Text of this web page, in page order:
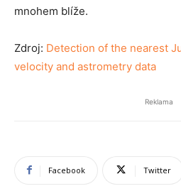
mnohem blíže.
Zdroj: Detection of the nearest
velocity and astrometry data
Reklama
Facebook Twitter